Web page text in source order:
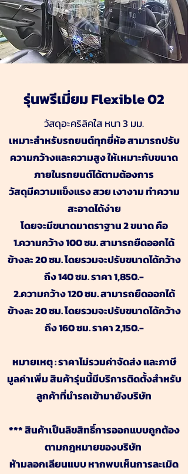
รุ่นพรีเมี่ยม Flexible 02
วัสดุอะคริลิคใส หนา 3 มม.
เหมาะสำหรับรถยนต์ทุกยี่ห้อ สามารถปรับ
ความกว้างและความสูง ให้เหมาะกับขนาด
ภายในรถยนต์ได้ตามต้องการ
วัสดุมีความแข็งแรง สวย เงางาม ทำความ
สะอาดได้ง่าย
โดยจะมีขนาดมาตราฐาน 2 ขนาด คือ
1.ความกว้าง 100 ซม. สามารถยืดออกได้
ข้างละ 20 ซม. โดยรวมจะปรับขนาดได้กว้าง
ถึง 140 ซม. ราคา 1,850.-
2.ความกว้าง 120 ซม. สามารถยืดออกได้
ข้างละ 20 ซม. โดยรวมจะปรับขนาดได้กว้าง
ถึง 160 ซม. ราคา 2,150.-
หมายเหตุ : ราคาไม่รวมค่าจัดส่ง และภาษี
มูลค่าเพิ่ม สินค้ารุ่นนี้มีบริการติดตั้งสำหรับ
ลูกค้าที่นำรถเข้ามายังบริษัท
*** สินค้าเป็นลิขสิทธิ์การออกแบบถูกต้อง
ตามกฎหมายของบริษัท
ห้ามลอกเลียนแบบ หากพบเห็นการละเมิด